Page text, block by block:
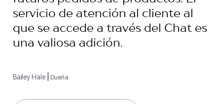
servicio de atención al cliente al
que se accede a través del Chat es
una valiosa adición.
Bailey Hale| Dueña